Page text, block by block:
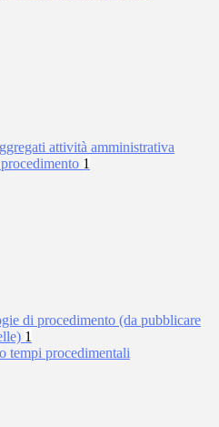
attività amministrativa
1
di procedimento (da pubblicare
1
tempi procedimentali